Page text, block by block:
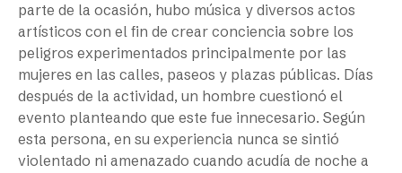
parte de la ocasión, hubo música y diversos actos
artísticos con el fin de crear conciencia sobre los
peligros experimentados principalmente por las
mujeres en las calles, paseos y plazas públicas. Días
después de la actividad, un hombre cuestionó el
evento planteando que este fue innecesario. Según
esta persona, en su experiencia nunca se sintió
violentado ni amenazado cuando acudía de noche a